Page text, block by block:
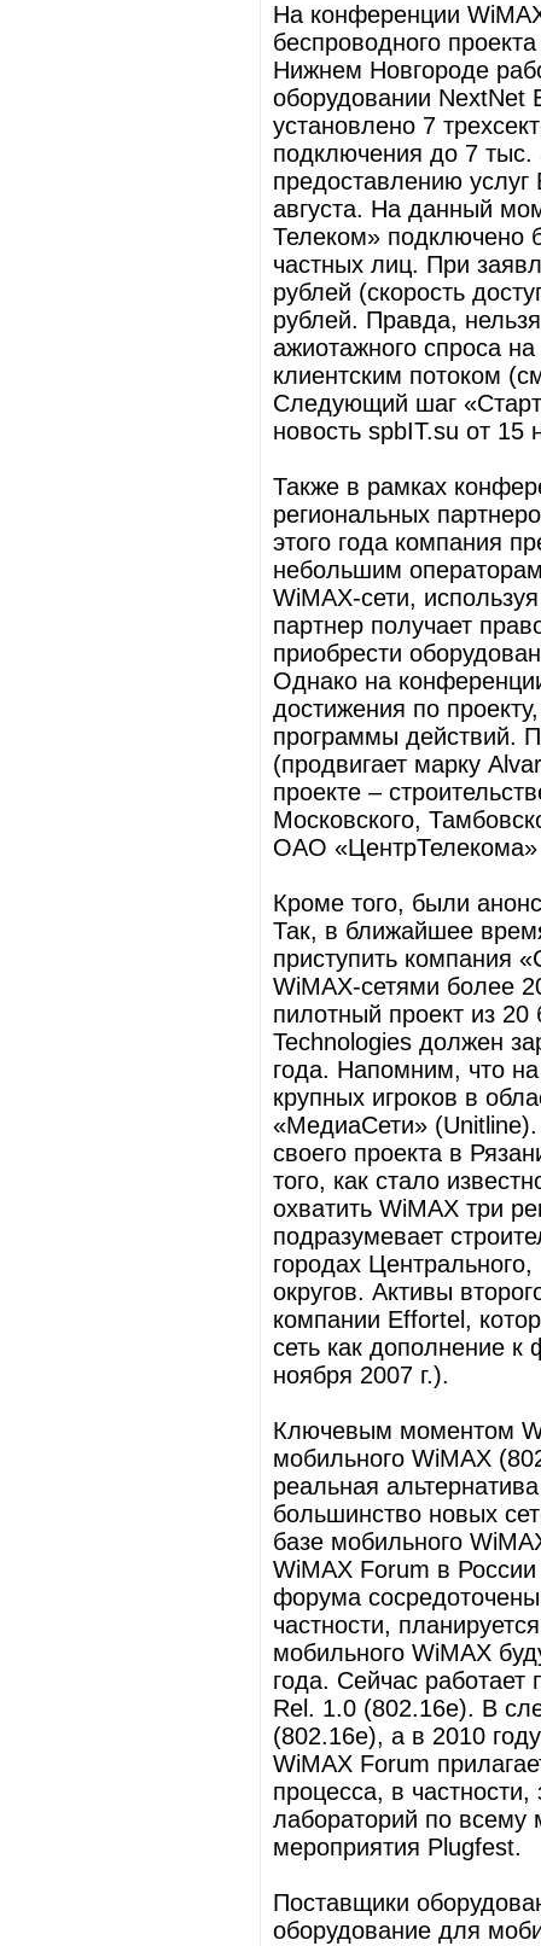
На конференции
беспроводного
Нижнем Новгороде
оборудовании NextNet
установлено 7
подключения до 7 тыс.
предоставлению
августа. На данный
Телеком» подключено
частных лиц. При
рублей (скорость
рублей. Правда,
ажиотажного спроса
клиентским потоком
Следующий шаг «Старт
новость spbIT.su от 15
Также в рамках
региональных
этого года компания
небольшим
WiMAX-сети,
партнер получает
приобрести
Однако на
достижения по
программы действий.
(продвигает марку
проекте –
Московского,
ОАО «ЦентрТелекома»
Кроме того, были
Так, в ближайшее
приступить компания
WiMAX-сетями более
пилотный проект из 20
Technologies должен
года. Напомним, что
крупных игроков в
«МедиаСети»
своего проекта в
того, как стало
охватить WiMAX три
подразумевает
городах
округов. Активы
компании Effortel,
сеть как дополнение к
ноября 2007 г.).
Ключевым моментом
мобильного WiMAX
реальная
большинство новых
базе мобильного
WiMAX Forum в
форума
частности,
мобильного WiMAX
года. Сейчас работает
Rel. 1.0 (802.16e). В
(802.16e), а в 2010
WiMAX Forum
процесса, в
лабораторий по всему
мероприятия Plugfest.
Поставщики
оборудование для